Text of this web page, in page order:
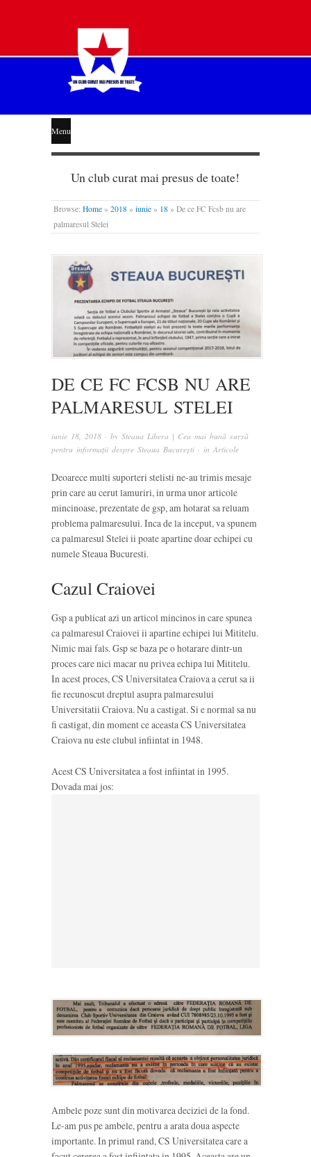
STEAUA
LIBERĂ
Menu
Un club curat mai presus de toate!
Browse: Home » 2018 » iunie » 18 » De ce FC Fcsb nu are
palmaresul Stelei
DE CE FC FCSB NU ARE
PALMARESUL STELEI
iunie 18, 2018 · by Steaua Libera | Cea mai bună sursă
pentru informații despre Steaua București · in Articole
Deoarece multi suporteri stelisti ne-au trimis mesaje
prin care au cerut lamuriri, in urma unor articole
mincinoase, prezentate de gsp, am hotarat sa reluam
problema palmaresului. Inca de la inceput, va spunem
ca palmaresul Stelei ii poate apartine doar echipei cu
numele Steaua Bucuresti.
Cazul Craiovei
Gsp a publicat azi un articol mincinos in care spunea
ca palmaresul Craiovei ii apartine echipei lui Mititelu.
Nimic mai fals. Gsp se baza pe o hotarare dintr-un
proces care nici macar nu privea echipa lui Mititelu.
In acest proces, CS Universitatea Craiova a cerut sa ii
fie recunoscut dreptul asupra palmaresului
Universitatii Craiova. Nu a castigat. Si e normal sa nu
fi castigat, din moment ce aceasta CS Universitatea
Craiova nu este clubul infiintat in 1948.
Acest CS Universitatea a fost infiintat in 1995.
Dovada mai jos:
Ambele poze sunt din motivarea deciziei de la fond.
Le-am pus pe ambele, pentru a arata doua aspecte
importante. In primul rand, CS Universitatea care a